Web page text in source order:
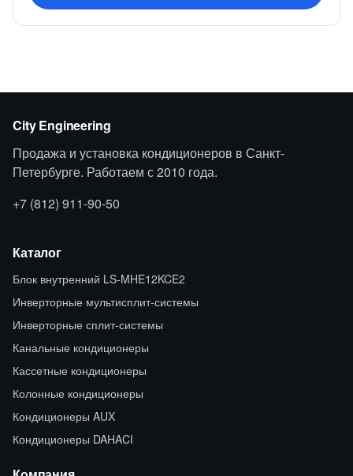
City Engineering
Продажа и установка кондиционеров в Санкт-
Петербурге. Работаем с 2010 года.
+7 (812) 911-90-50
Каталог
Блок внутренний LS-MHE12KCE2
Инверторные мультисплит-системы
Инверторные сплит-системы
Канальные кондиционеры
Кассетные кондиционеры
Колонные кондиционеры
Кондиционеры AUX
Кондиционеры DAHACI